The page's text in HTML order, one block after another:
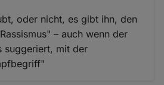
oder nicht, es gibt ihn, den
– auch wenn der
suggeriert, mit der